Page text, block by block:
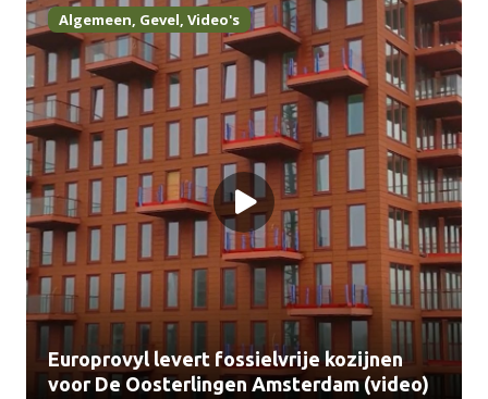
Algemeen, Gevel, Video's
Europrovyl levert fossielvrije kozijnen
voor De Oosterlingen Amsterdam (video)